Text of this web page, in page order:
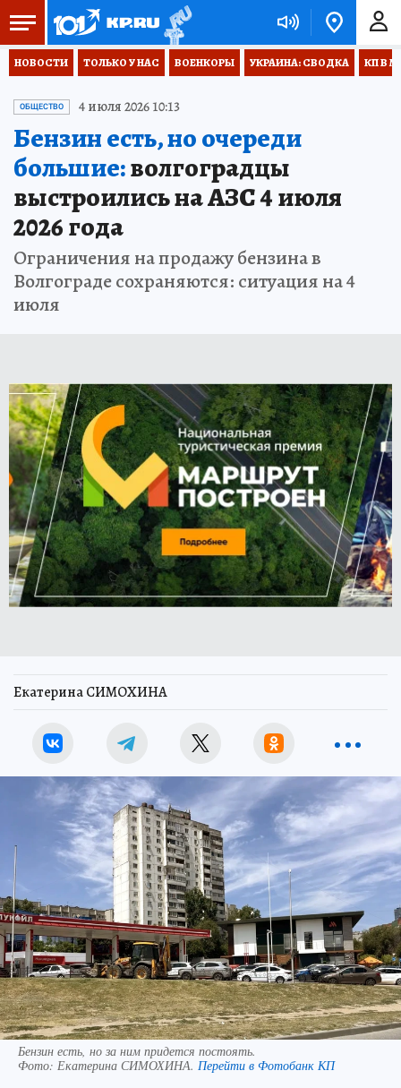
НОВОСТИ ТОЛЬКО У НАС ВОЕНКОРЫ УКРАИНА: СВОДКА КП В
ОБЩЕСТВО 4 июля 2026 10:13
Бензин есть, но очереди
большие:волгоградцы
выстроились на АЗС 4 июля
2026 года
Ограничения на продажу бензина в
Волгограде сохраняются: ситуация на 4
июля
Екатерина СИМОХИНА
Бензин есть, но за ним придется постоять.
Фото: Екатерина СИМОХИНА. Перейти в Фотобанк КП